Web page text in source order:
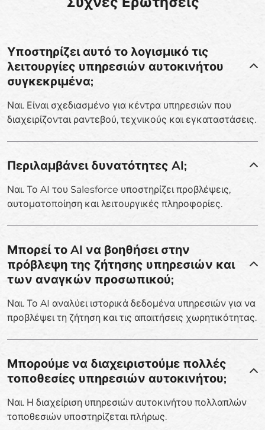
Υποστηρίζει αυτό το λογισμικό τις
λειτουργίες υπηρεσιών αυτοκινήτου
συγκεκριμένα;
Ναι. Είναι σχεδιασμένο για κέντρα υπηρεσιών που
διαχειρίζονται ραντεβού, τεχνικούς και εγκαταστάσεις.
Περιλαμβάνει δυνατότητες AI;
Ναι. Το AI του Salesforce υποστηρίζει προβλέψεις,
αυτοματοποίηση και λειτουργικές πληροφορίες.
Μπορεί το AI να βοηθήσει στην
πρόβλεψη της ζήτησης υπηρεσιών και
των αναγκών προσωπικού;
Ναι. Το AI αναλύει ιστορικά δεδομένα υπηρεσιών για να
προβλέψει τη ζήτηση και τις απαιτήσεις χωρητικότητας.
Μπορούμε να διαχειριστούμε πολλές
τοποθεσίες υπηρεσιών αυτοκινήτου;
Ναι. Η διαχείριση υπηρεσιών αυτοκινήτου πολλαπλών
τοποθεσιών υποστηρίζεται πλήρως.